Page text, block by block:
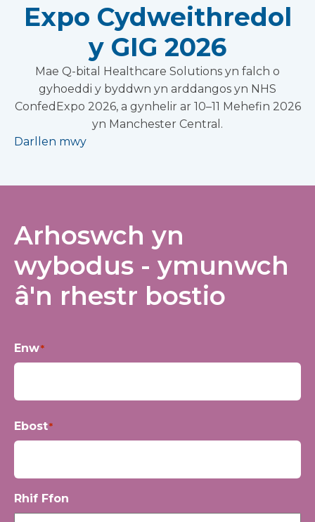
Expo Cydweithredol
y GIG 2026
Mae Q-bital Healthcare Solutions yn falch o
gyhoeddi y byddwn yn arddangos yn NHS
ConfedExpo 2026, a gynhelir ar 10–11 Mehefin 2026
yn Manchester Central.
Darllen mwy
Arhoswch yn
wybodus - ymunwch
â'n rhestr bostio
Enw*
gyntaf
Ebost*
Rhif Ffon